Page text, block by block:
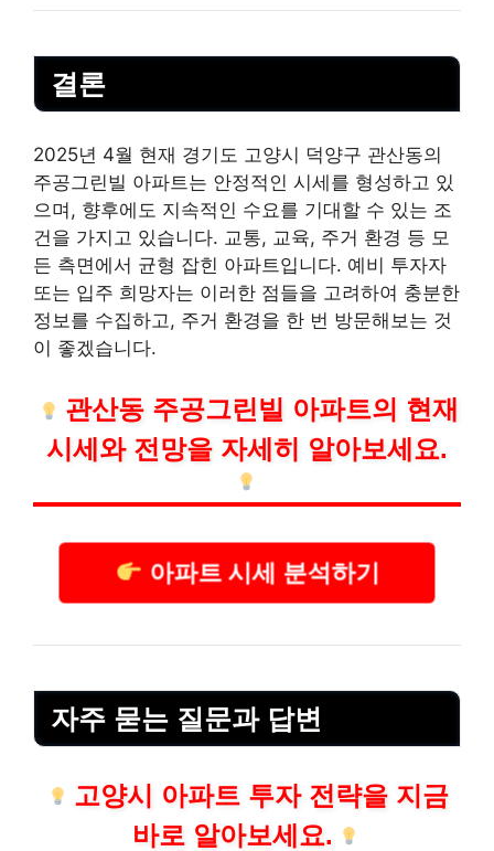
결론
2025년 4월 현재 경기도 고양시 덕양구 관산동의
주공그린빌 아파트는 안정적인 시세를 형성하고 있
으며, 향후에도 지속적인 수요를 기대할 수 있는 조
건을 가지고 있습니다. 교통, 교육, 주거 환경 등 모
든 측면에서 균형 잡힌 아파트입니다. 예비 투자자
또는 입주 희망자는 이러한 점들을 고려하여 충분한
정보를 수집하고, 주거 환경을 한 번 방문해보는 것
이 좋겠습니다.
관산동 주공그린빌 아파트의 현재
시세와 전망을 자세히 알아보세요.
아파트 시세 분석하기
자주 묻는 질문과 답변
고양시 아파트 투자 전략을 지금
바로 알아보세요.